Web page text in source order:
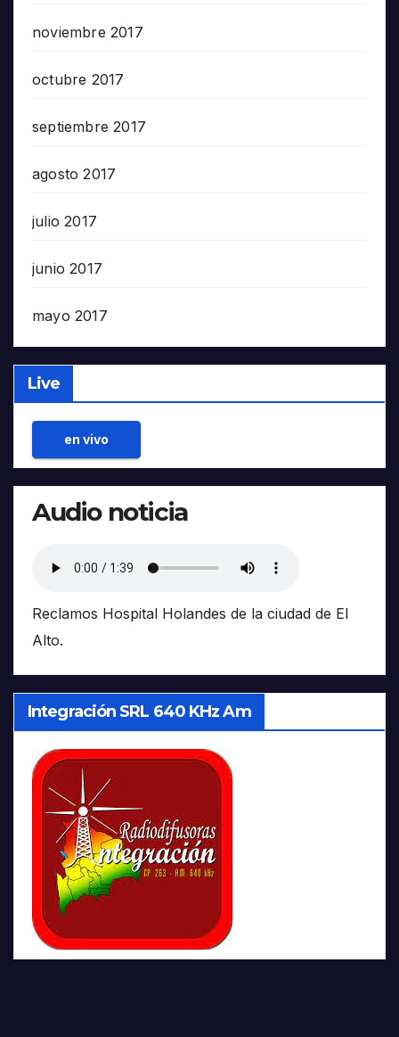
noviembre 2017
octubre 2017
septiembre 2017
agosto 2017
julio 2017
junio 2017
mayo 2017
Live
en vivo
Audio noticia
Reclamos Hospital Holandes de la ciudad de El
Alto.
Integración SRL 640 KHz Am